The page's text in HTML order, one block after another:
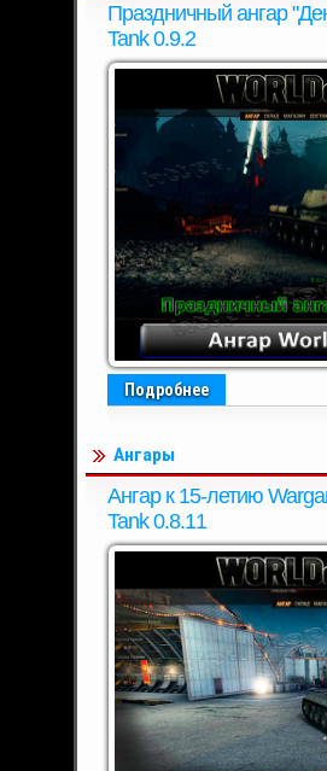
Праздничный ангар
Tank 0.9.2
Подробнее
Ангары
Ангар к 15-летию
Tank 0.8.11